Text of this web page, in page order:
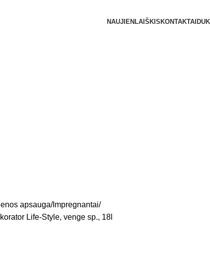
NAUJIENLAIŠKISKONTAKTAIDUK
apsauga Impregnantai
Life-Style, venge sp., 18l